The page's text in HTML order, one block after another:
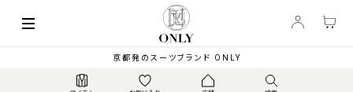
京都発のスーツブランド ONLY